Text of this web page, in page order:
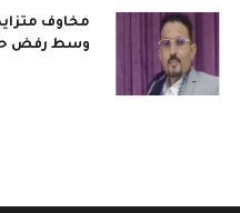
مخاوف
وسط رفض